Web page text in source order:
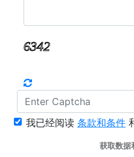
我已经阅读 条款和条件
获取数据